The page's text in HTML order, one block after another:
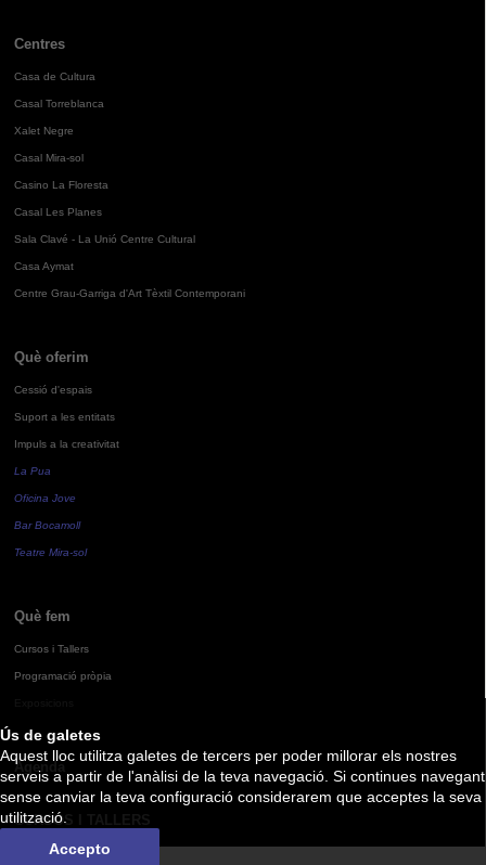
Ús de galetes
Aquest lloc utilitza galetes de tercers per poder millorar els nostres
serveis a partir de l'anàlisi de la teva navegació. Si continues navegant
sense canviar la teva configuració considerarem que acceptes la seva
utilització.
Accepto
Centres
Casa de Cultura
Casal Torreblanca
Xalet Negre
Casal Mira-sol
Casino La Floresta
Casal Les Planes
Sala Clavé - La Unió Centre Cultural
Casa Aymat
Centre Grau-Garriga d'Art Tèxtil Contemporani
Què oferim
Cessió d'espais
Suport a les entitats
Impuls a la creativitat
La Pua
Oficina Jove
Bar Bocamoll
Teatre Mira-sol
Què fem
Cursos i Tallers
Programació pròpia
Agenda
CURSOS I TALLERS